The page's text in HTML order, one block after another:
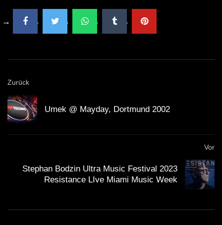
Zurück
Umek @ Mayday, Dortmund 2002
Vor
Stephan Bodzin Ultra Music Festival 2023
Resistance LIve Miami Music Week